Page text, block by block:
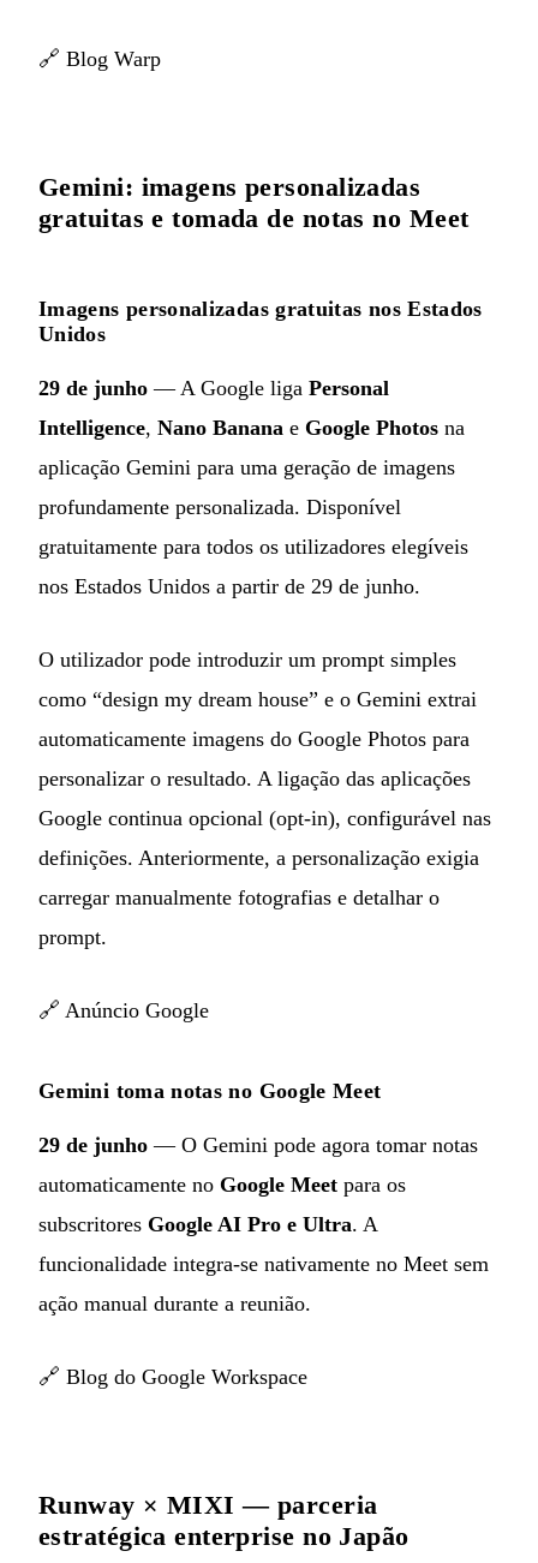
🔗 Blog Warp
Gemini: imagens personalizadas
gratuitas e tomada de notas no Meet
Imagens personalizadas gratuitas nos Estados
Unidos
29 de junho — A Google liga Personal
Intelligence, Nano Banana e Google Photos na
aplicação Gemini para uma geração de imagens
profundamente personalizada. Disponível
gratuitamente para todos os utilizadores elegíveis
nos Estados Unidos a partir de 29 de junho.
O utilizador pode introduzir um prompt simples
como “design my dream house” e o Gemini extrai
automaticamente imagens do Google Photos para
personalizar o resultado. A ligação das aplicações
Google continua opcional (opt-in), configurável nas
definições. Anteriormente, a personalização exigia
carregar manualmente fotografias e detalhar o
prompt.
🔗 Anúncio Google
Gemini toma notas no Google Meet
29 de junho — O Gemini pode agora tomar notas
automaticamente no Google Meet para os
subscritores Google AI Pro e Ultra. A
funcionalidade integra-se nativamente no Meet sem
ação manual durante a reunião.
🔗 Blog do Google Workspace
Runway × MIXI — parceria
estratégica enterprise no Japão